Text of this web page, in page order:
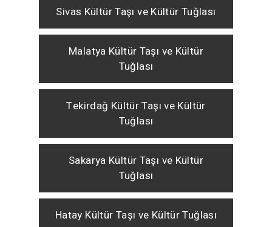
Sivas Kültür Taşı ve Kültür Tuğlası
Malatya Kültür Taşı ve Kültür
Tuğlası
Tekirdağ Kültür Taşı ve Kültür
Tuğlası
Sakarya Kültür Taşı ve Kültür
Tuğlası
Hatay Kültür Taşı ve Kültür Tuğlası